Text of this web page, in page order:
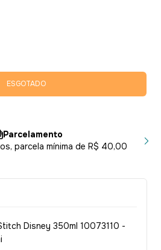
Parcelamento
parcela mínima de R$ 40,00
Disney 350ml 10073110 -